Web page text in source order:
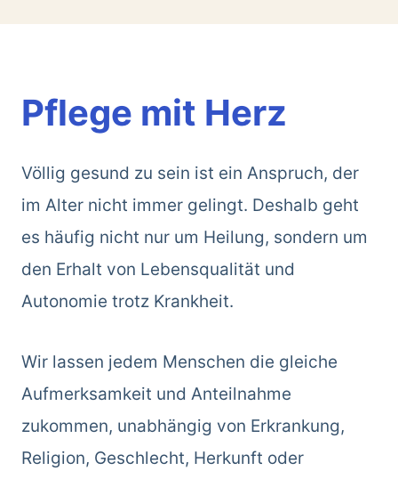
Pflege mit Herz
Völlig gesund zu sein ist ein Anspruch, der
im Alter nicht immer gelingt. Deshalb geht
es häufig nicht nur um Heilung, sondern um
den Erhalt von Lebensqualität und
Autonomie trotz Krankheit.
Wir lassen jedem Menschen die gleiche
Aufmerksamkeit und Anteilnahme
zukommen, unabhängig von Erkrankung,
Religion, Geschlecht, Herkunft oder